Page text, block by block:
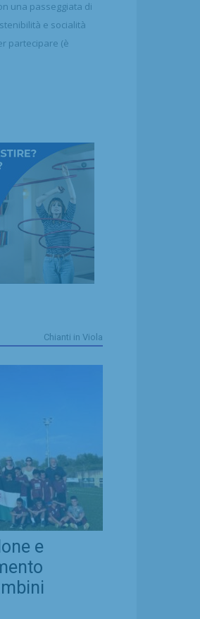
una passeggiata di
e socialità
partecipare (è
Chianti in Viola
e